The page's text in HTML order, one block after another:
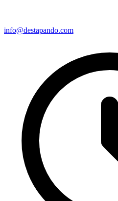
info@destapando.com